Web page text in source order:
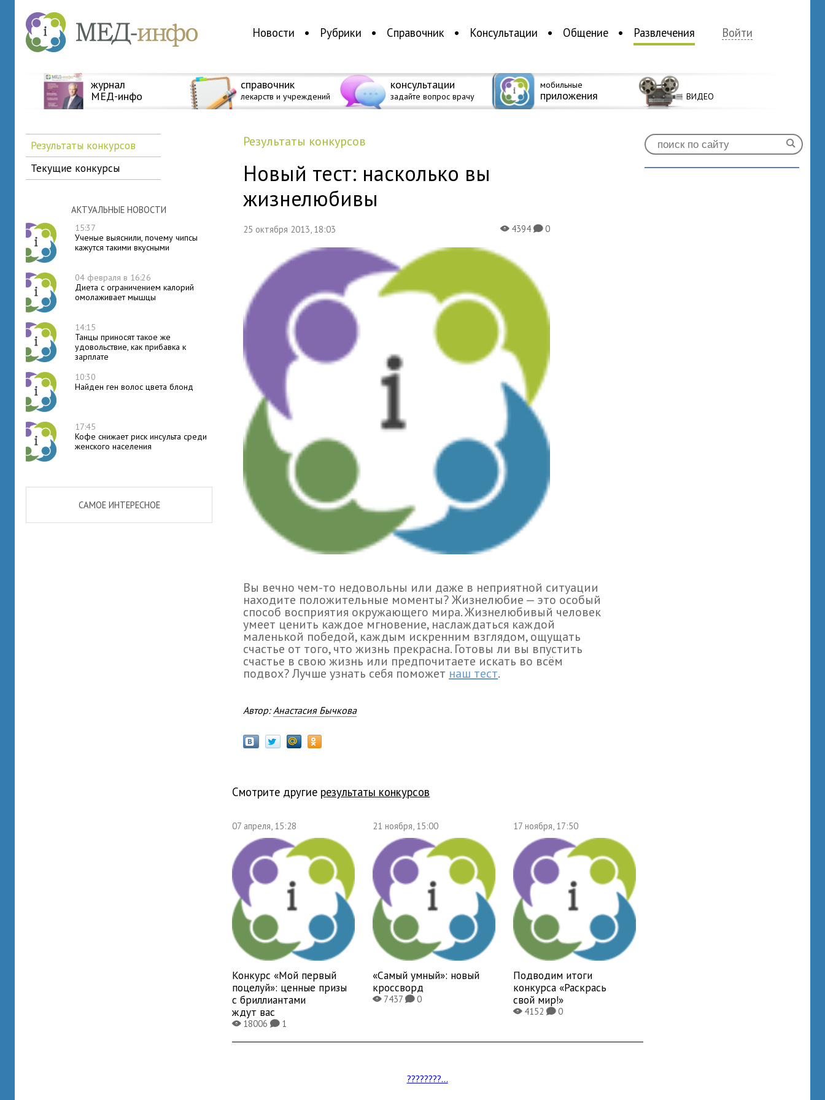
Новости Рубрики Справочник Консультации Общение Развлечения Войти
журнал
МЕД-инфо
справочник
лекарств и учреждений
консультации
задайте вопрос врачу
мобильные
приложения ВИДЕО
Результаты конкурсов
Текущие конкурсы
АКТУАЛЬНЫЕ НОВОСТИ
15:37
Ученые выяснили, почему чипсы
кажутся такими вкусными
04 февраля в 16:26
Диета с ограничением калорий
омолаживает мышцы
14:15
Танцы приносят такое же
удовольствие, как прибавка к
зарплате
10:30
Найден ген волос цвета блонд
17:45
Кофе снижает риск инсульта среди
женского населения
САМОЕ ИНТЕРЕСНОЕ
Результаты конкурсов
Новый тест: насколько вы
жизнелюбивы
25 октября 2013, 18:03 X4394K0
Вы вечно чем-то недовольны или даже в неприятной ситуации
находите положительные моменты? Жизнелюбие — это особый
способ восприятия окружающего мира. Жизнелюбивый человек
умеет ценить каждое мгновение, наслаждаться каждой
маленькой победой, каждым искренним взглядом, ощущать
счастье от того, что жизнь прекрасна. Готовы ли вы впустить
счастье в свою жизнь или предпочитаете искать во всём
подвох? Лучше узнать себя поможет наш тест.
Автор:Анастасия Бычкова
Смотрите другие результаты конкурсов
07 апреля, 15:28
Конкурс «Мой первый
поцелуй»: ценные призы
с бриллиантами
ждут вас
X18006K1
21 ноября, 15:00
«Самый умный»: новый
кроссворд
X7437K0
17 ноября, 17:50
Подводим итоги
конкурса «Раскрась
свой мир!»
X4152K0
????????...